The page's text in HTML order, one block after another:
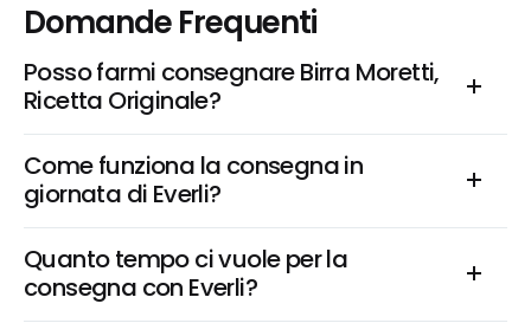
Domande Frequenti
Posso farmi consegnare Birra Moretti,
Ricetta Originale?
Come funziona la consegna in
giornata di Everli?
Quanto tempo ci vuole per la
consegna con Everli?